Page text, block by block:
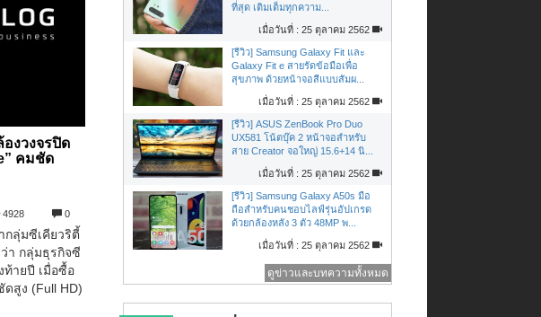
งวงจรปิด
คมชัด
4928 0
ลุ่มซีเคียวริตี้
า กลุ่มธุรกิจซี
ท้ายปี เมื่อซื้อ
สูง (Full HD)
ที่สุด เติมเต็มทุกความ...
เมื่อวันที่ : 25 ตุลาคม 2562
[รีวิว] Samsung Galaxy Fit และ
Galaxy Fit e สายรัดข้อมือเพื่อ
สุขภาพ ด้วยหน้าจอสีแบบสัมผ...
เมื่อวันที่ : 25 ตุลาคม 2562
[รีวิว] ASUS ZenBook Pro Duo
UX581 โน้ตบุ๊ค 2 หน้าจอสำหรับ
สาย Creator จอใหญ่ 15.6+14 นิ...
เมื่อวันที่ : 25 ตุลาคม 2562
[รีวิว] Samsung Galaxy A50s มือ
ถือสำหรับคนชอบไลฟ์รุ่นอัปเกรด
ด้วยกล้องหลัง 3 ตัว 48MP พ...
เมื่อวันที่ : 25 ตุลาคม 2562
ดูข่าวและบทความทั้งหมด